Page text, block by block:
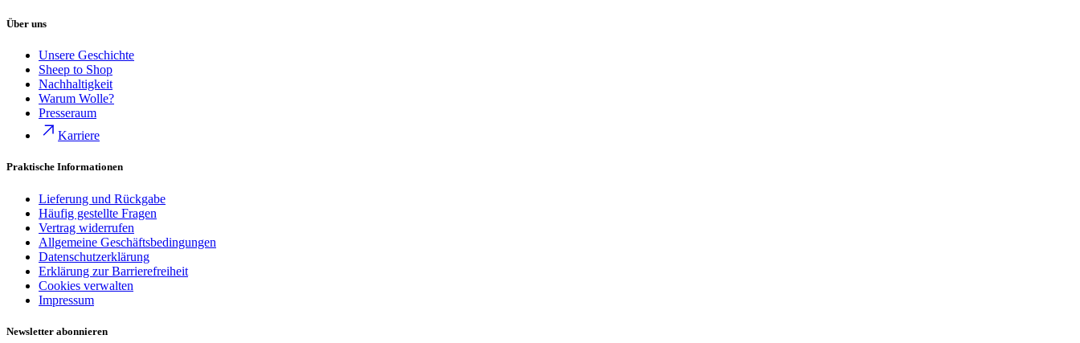
Über uns
Unsere Geschichte
Sheep to Shop
Nachhaltigkeit
Warum Wolle?
Presseraum
Karriere
Praktische Informationen
Lieferung und Rückgabe
Häufig gestellte Fragen
Vertrag widerrufen
Allgemeine Geschäftsbedingungen
Datenschutzerklärung
Erklärung zur Barrierefreiheit
Cookies verwalten
Impressum
Newsletter abonnieren